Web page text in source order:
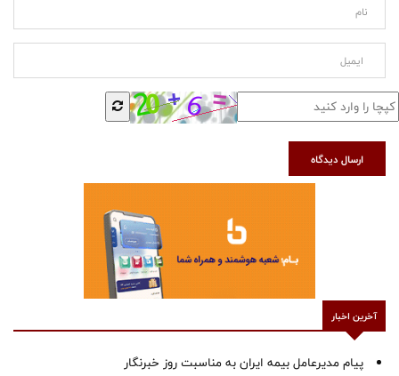
ارسال دیدگاه
آخرین اخبار
پیام مدیرعامل بیمه ایران به مناسبت روز خبرنگار